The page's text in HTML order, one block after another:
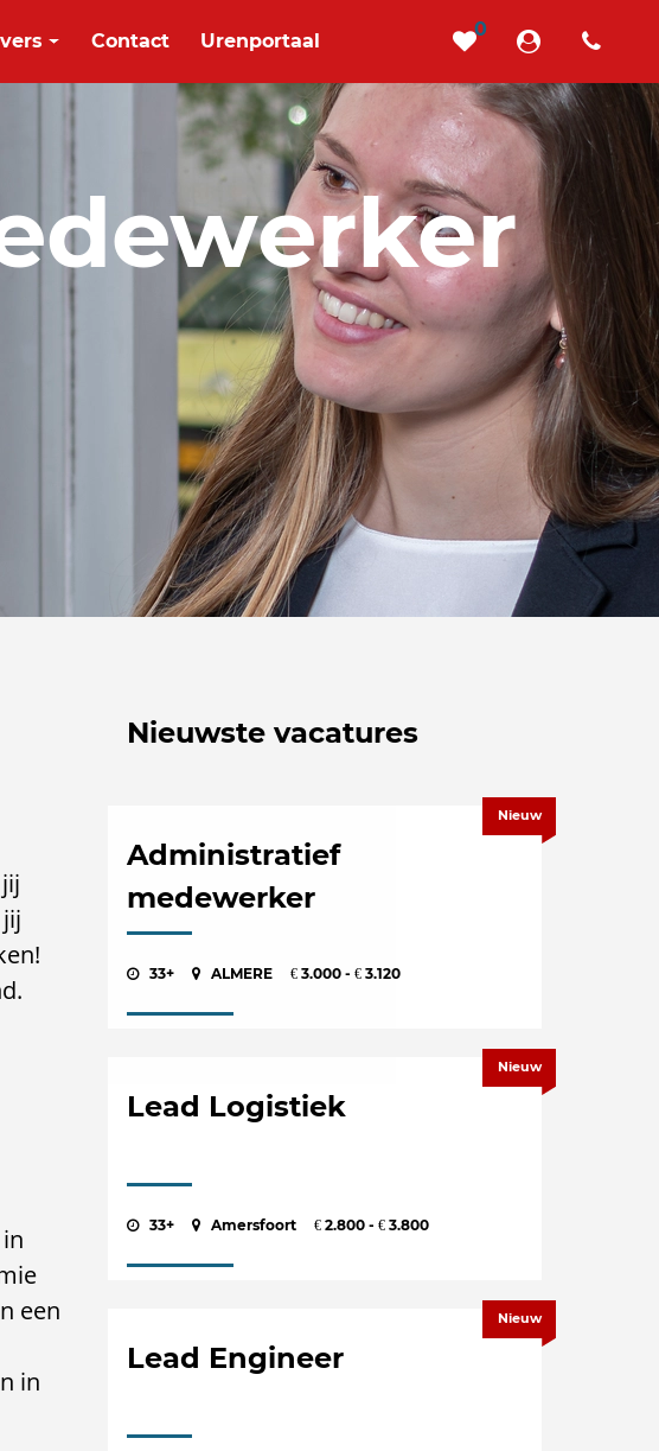
Contact Urenportaal
0
een
in
Nieuwste vacatures
Administratief
medewerker
33+ ALMERE € 3.000 - € 3.120
Nieuw
Lead Logistiek
33+ Amersfoort € 2.800 - € 3.800
Nieuw
Lead Engineer
Nieuw